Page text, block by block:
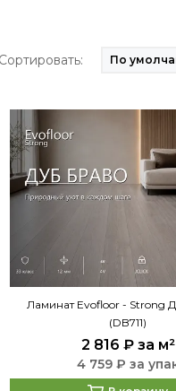
Сортировать:
Ламинат Evofloor - Strong
(DB711)
2 816 ₽за м²
4 759 ₽ за